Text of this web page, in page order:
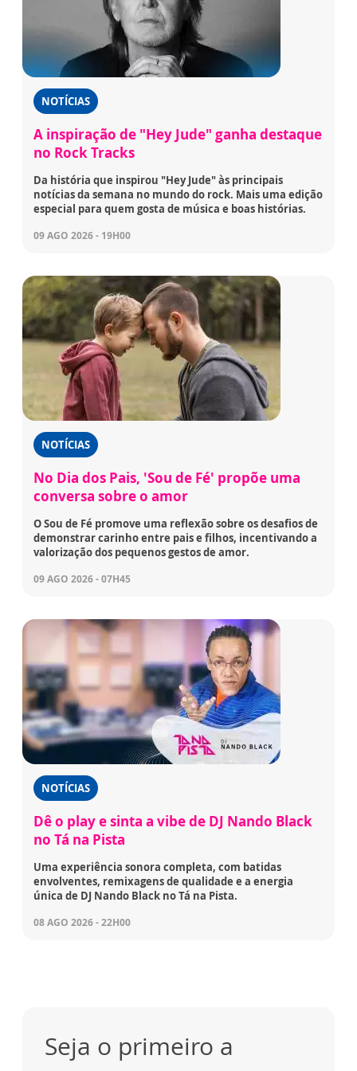
NOTÍCIAS
A inspiração de "Hey Jude" ganha destaque
no Rock Tracks
Da história que inspirou "Hey Jude" às principais
notícias da semana no mundo do rock. Mais uma edição
especial para quem gosta de música e boas histórias.
09 AGO 2026 - 19H00
NOTÍCIAS
No Dia dos Pais, 'Sou de Fé' propõe uma
conversa sobre o amor
O Sou de Fé promove uma reflexão sobre os desafios de
demonstrar carinho entre pais e filhos, incentivando a
valorização dos pequenos gestos de amor.
09 AGO 2026 - 07H45
NOTÍCIAS
Dê o play e sinta a vibe de DJ Nando Black
no Tá na Pista
Uma experiência sonora completa, com batidas
envolventes, remixagens de qualidade e a energia
única de DJ Nando Black no Tá na Pista.
08 AGO 2026 - 22H00
Seja o primeiro a